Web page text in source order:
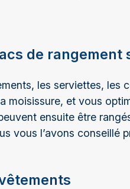
de
les serviettes,
moisissure, et vous
ensuite être
vous l’avons conseillé